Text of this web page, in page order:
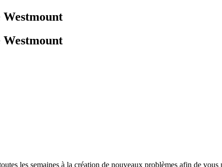
Westmount
Westmount
les semaines à la création de nouveaux problèmes afin de